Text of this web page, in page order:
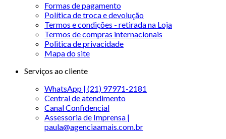
Formas de pagamento
Política de troca e devolução
Termos e condições - retirada na Loja
Termos de compras internacionais
Politica de privacidade
Mapa do site
Serviços ao cliente
WhatsApp | (21) 97971-2181
Central de atendimento
Canal Confidencial
Assessoria de Imprensa |
paula@agenciaamais.com.br